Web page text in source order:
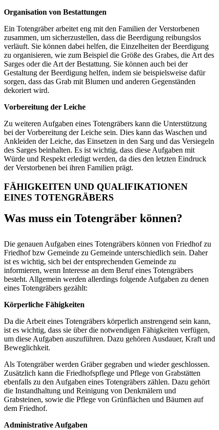
Organisation von Bestattungen
Ein Totengräber arbeitet eng mit den Familien der Verstorbenen
zusammen, um sicherzustellen, dass die Beerdigung reibungslos
verläuft. Sie können dabei helfen, die Einzelheiten der Beerdigung
zu organisieren, wie zum Beispiel die Größe des Grabes, die Art des
Sarges oder die Art der Bestattung. Sie können auch bei der
Gestaltung der Beerdigung helfen, indem sie beispielsweise dafür
sorgen, dass das Grab mit Blumen und anderen Gegenständen
dekoriert wird.
Vorbereitung der Leiche
Zu weiteren Aufgaben eines Totengräbers kann die Unterstützung
bei der Vorbereitung der Leiche sein. Dies kann das Waschen und
Ankleiden der Leiche, das Einsetzen in den Sarg und das Versiegeln
des Sarges beinhalten. Es ist wichtig, dass diese Aufgaben mit
Würde und Respekt erledigt werden, da dies den letzten Eindruck
der Verstorbenen bei ihren Familien prägt.
FÄHIGKEITEN UND QUALIFIKATIONEN
EINES TOTENGRÄBERS
Was muss ein Totengräber können?
Die genauen Aufgaben eines Totengräbers können von Friedhof zu
Friedhof bzw Gemeinde zu Gemeinde unterschiedlich sein. Daher
ist es wichtig, sich bei der entsprechenden Gemeinde zu
informieren, wenn Interesse an dem Beruf eines Totengräbers
besteht. Allgemein werden allerdings folgende Aufgaben zu denen
eines Totengräbers gezählt:
Körperliche Fähigkeiten
Da die Arbeit eines Totengräbers körperlich anstrengend sein kann,
ist es wichtig, dass sie über die notwendigen Fähigkeiten verfügen,
um diese Aufgaben auszuführen. Dazu gehören Ausdauer, Kraft und
Beweglichkeit.
Als Totengräber werden Gräber gegraben und wieder geschlossen.
Zusätzlich kann die Friedhofspflege und Pflege von Grabstätten
ebenfalls zu den Aufgaben eines Totengräbers zählen. Dazu gehört
die Instandhaltung und Reinigung von Denkmälern und
Grabsteinen, sowie die Pflege von Grünflächen und Bäumen auf
dem Friedhof.
Administrative Aufgaben